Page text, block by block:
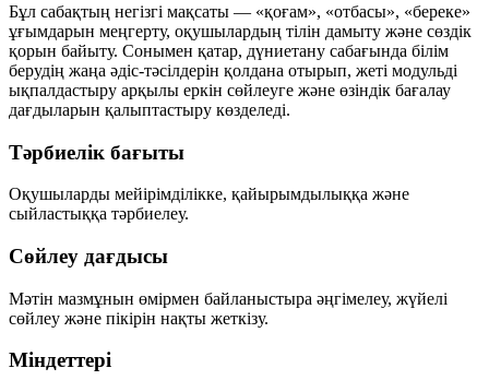
Бұл сабақтың негізгі мақсаты — «қоғам», «отбасы», «береке»
ұғымдарын меңгерту, оқушылардың тілін дамыту және сөздік
қорын байыту. Сонымен қатар, дүниетану сабағында білім
берудің жаңа әдіс-тәсілдерін қолдана отырып, жеті модульді
ықпалдастыру арқылы еркін сөйлеуге және өзіндік бағалау
дағдыларын қалыптастыру көзделеді.
Тәрбиелік бағыты
Оқушыларды мейірімділікке, қайырымдылыққа және
сыйластыққа тәрбиелеу.
Сөйлеу дағдысы
Мәтін мазмұнын өмірмен байланыстыра әңгімелеу, жүйелі
сөйлеу және пікірін нақты жеткізу.
Міндеттері